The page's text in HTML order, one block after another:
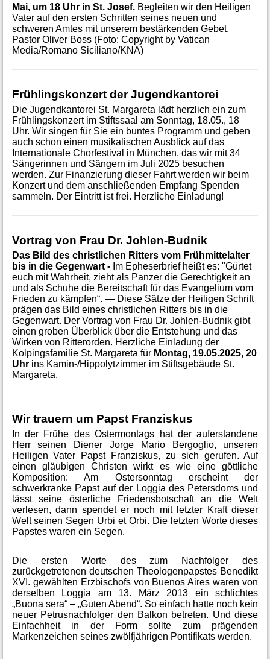
Mai, um 18 Uhr in St. Josef. Begleiten wir den Heiligen
Vater auf den ersten Schritten seines neuen und
schweren Amtes mit unserem bestärkenden Gebet.
Pastor Oliver Boss (Foto: Copyright by Vatican
Media/Romano Siciliano/KNA)
Frühlingskonzert der Jugendkantorei
Die Jugendkantorei St. Margareta lädt herzlich ein zum
Frühlingskonzert im Stiftssaal am Sonntag, 18.05., 18
Uhr. Wir singen für Sie ein buntes Programm und geben
auch schon einen musikalischen Ausblick auf das
Internationale Chorfestival in München, das wir mit 34
Sängerinnen und Sängern im Juli 2025 besuchen
werden. Zur Finanzierung dieser Fahrt werden wir beim
Konzert und dem anschließenden Empfang Spenden
sammeln. Der Eintritt ist frei. Herzliche Einladung!
Vortrag von Frau Dr. Johlen-Budnik
Das Bild des christlichen Ritters vom Frühmittelalter
bis in die Gegenwart - Im Epheserbrief heißt es: "Gürtet
euch mit Wahrheit, zieht als Panzer die Gerechtigkeit an
und als Schuhe die Bereitschaft für das Evangelium vom
Frieden zu kämpfen“. — Diese Sätze der Heiligen Schrift
prägen das Bild eines christlichen Ritters bis in die
Gegenwart. Der Vortrag von Frau Dr. Johlen-Budnik gibt
einen groben Überblick über die Entstehung und das
Wirken von Ritterorden. Herzliche Einladung der
Kolpingsfamilie St. Margareta für Montag, 19.05.2025, 20
Uhrins Kamin‑/Hippolytzimmer im Stiftsgebäude St.
Margareta.
Wir trauern um Papst Franziskus
In der Frühe des Ostermontags hat der auferstandene
Herr seinen Diener Jorge Mario Bergoglio, unseren
Heiligen Vater Papst Franziskus, zu sich gerufen. Auf
einen gläubigen Christen wirkt es wie eine göttliche
Komposition: Am Ostersonntag erscheint der
schwerkranke Papst auf der Loggia des Petersdoms und
lässt seine österliche Friedensbotschaft an die Welt
verlesen, dann spendet er noch mit letzter Kraft dieser
Welt seinen Segen Urbi et Orbi. Die letzten Worte dieses
Papstes waren ein Segen.
Die ersten Worte des zum Nachfolger des
zurückgetretenen deutschen Theologenpapstes Benedikt
XVI. gewählten Erzbischofs von Buenos Aires waren von
derselben Loggia am 13. März 2013 ein schlichtes
„Buona sera“ – „Guten Abend“. So einfach hatte noch kein
neuer Petrusnachfolger den Balkon betreten. Und diese
Einfachheit in der Form sollte zum prägenden
Markenzeichen seines zwölfjährigen Pontifikats werden.